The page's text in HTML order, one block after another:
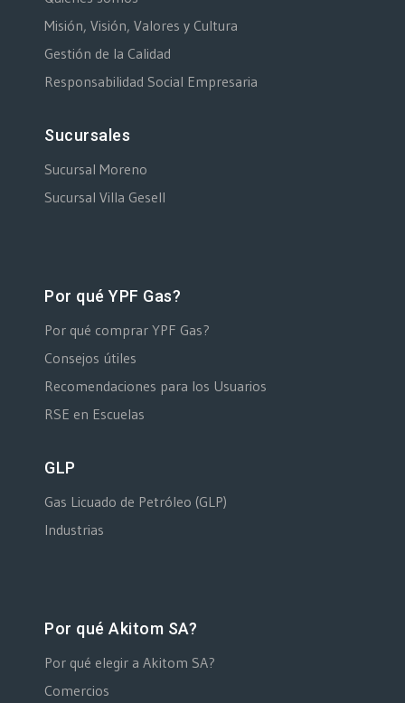
Misión, Visión, Valores y Cultura
Gestión de la Calidad
Responsabilidad Social Empresaria
Sucursales
Sucursal Moreno
Sucursal Villa Gesell
Por qué YPF Gas?
Por qué comprar YPF Gas?
Consejos útiles
Recomendaciones para los Usuarios
RSE en Escuelas
GLP
Gas Licuado de Petróleo (GLP)
Industrias
Por qué Akitom SA?
Por qué elegir a Akitom SA?
Comercios